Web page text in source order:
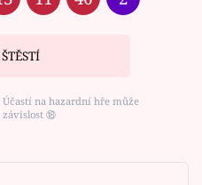
na hazardní hře může
⑱